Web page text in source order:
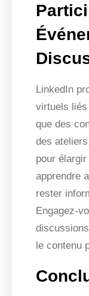
LinkedIn
virtuels liés
que des
des
pour
apprendre
rester
Engagez-
le contenu